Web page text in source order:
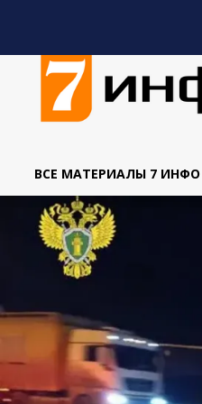
ВСЕ МАТЕРИАЛЫ 7 ИНФО